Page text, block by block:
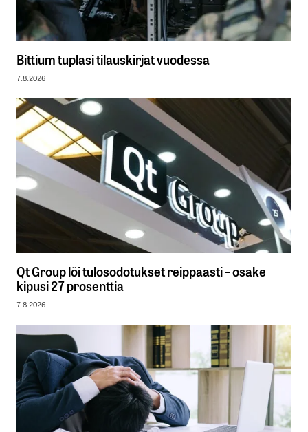
Bittium tuplasi tilauskirjat vuodessa
7.8.2026
Qt Group löi tulosodotukset reippaasti – osake
kipusi 27 prosenttia
7.8.2026